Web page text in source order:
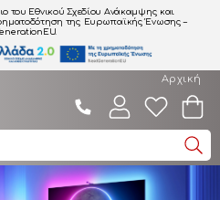
του Εθνικού Σχεδίου Ανάκαμψης και
της Ευρωπαϊκής Ένωσης –
Αρχική